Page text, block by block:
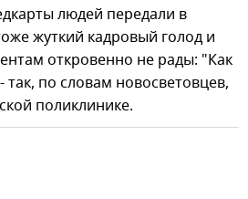
людей передали в
жуткий кадровый голод и
откровенно не рады: "Как
по словам новосветовцев,
поликлинике.